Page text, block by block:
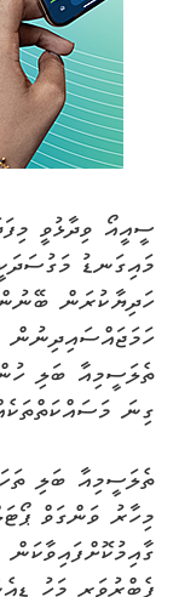
ސީއީއޯ ވިދާޅުވީ
މައިގަނޑު
ހަދިޔާކުރަން
ހަމަޖައްސައިދިނުން
ތެލަސީމިއާ ބަލި
ގިނަ
ތެލަސީމިއާ ބަލި
މިހާރު ވަންގަވް